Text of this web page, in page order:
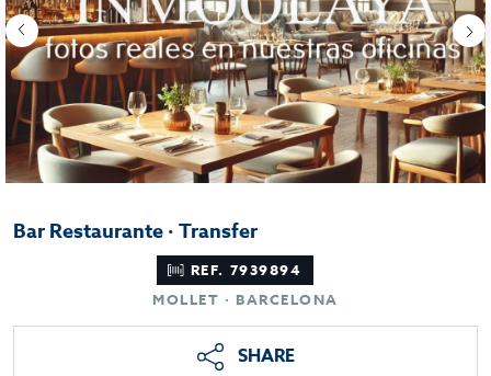
Bar Restaurante · Transfer
REF. 7939894
MOLLET · BARCELONA
SHARE